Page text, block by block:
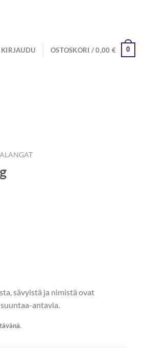
KIRJAUDU OSTOSKORI /0,00 € 0
sävyistä ja nimistä ovat
antavia.